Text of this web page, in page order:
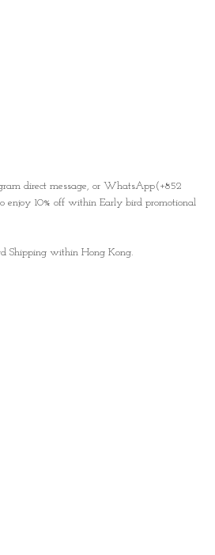
direct message, or WhatsApp(+852
enjoy 10% off within Early bird promotional
Shipping within Hong Kong.